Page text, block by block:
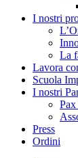
I nostri
La
Lavora
Scuola
I nostri
Press
Ordini